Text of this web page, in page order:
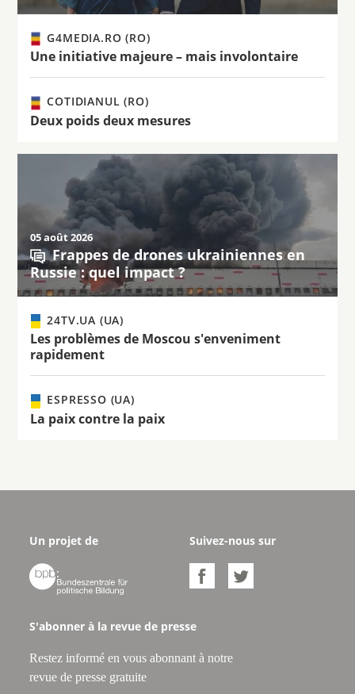
G4MEDIA.RO (RO)
Une initiative majeure – mais involontaire
COTIDIANUL (RO)
Deux poids deux mesures
05 août 2026
Frappes de drones ukrainiennes en
Russie : quel impact ?
24TV.UA (UA)
Les problèmes de Moscou s'enveniment
rapidement
ESPRESSO (UA)
La paix contre la paix
Un projet de

Suivez-nous sur
 
S'abonner à la revue de presse
Restez informé en vous abonnant à notre
revue de presse gratuite